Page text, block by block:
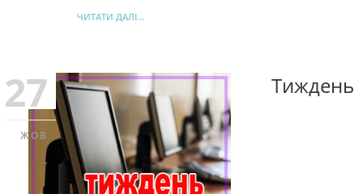
ЧИТАТИ ДАЛІ...
27
ЖОВ
Тиждень